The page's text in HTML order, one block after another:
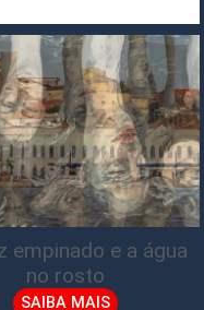
empinado e a água
no rosto
SAIBA MAIS